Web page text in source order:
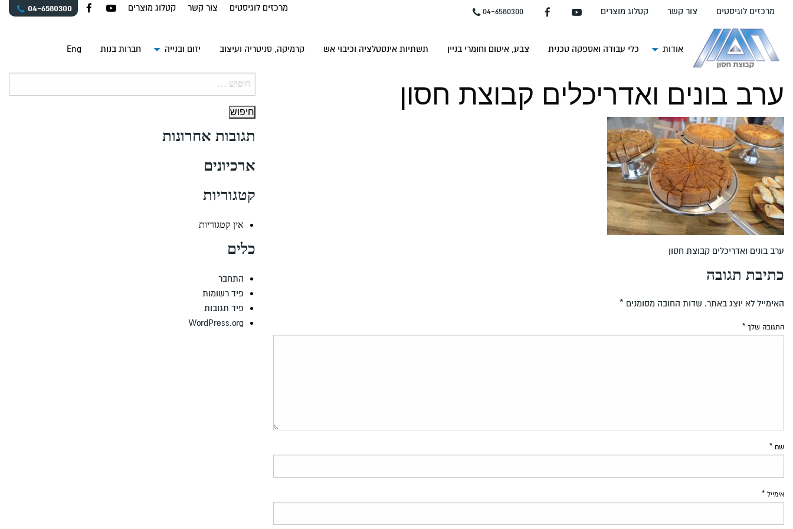
העמוד
מרכזים לוגיסטים צור קשר קטלוג מוצרים 04-6580300 מרכזים לוגיסטים צור קשר קטלוג מוצרים 04-6580300
אודות כלי עבודה ואספקה טכנית צבע, איטום וחומרי בניין תשתיות אינסטלציה וכיבוי אש קרמיקה, סניטריה ועיצוב יזום ובנייה חברות בנות Eng
ערב בונים ואדריכלים קבוצת חסון
ערב בונים ואדריכלים קבוצת חסון
כתיבת תגובה
האימייל לא יוצג באתר. שדות החובה מסומנים *
התגובה שלך *
שם *
אימייל *
תגובות אחרונות
ארכיונים
קטגוריות
אין קטגוריות
כלים
התחבר
פיד רשומות
פיד תגובות
WordPress.org